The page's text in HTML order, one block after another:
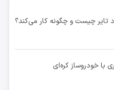
تایر چیست و چگونه کار می‌کند؟
با خودروساز کره‌ای